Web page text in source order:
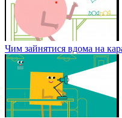
Чим зайнятися вдома на